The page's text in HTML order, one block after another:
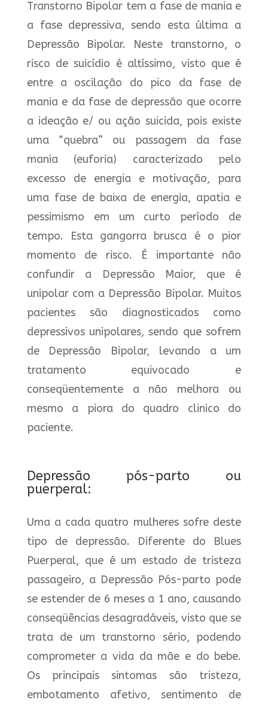
Transtorno Bipolar tem a fase de mania e
a fase depressiva, sendo esta última a
Depressão Bipolar. Neste transtorno, o
risco de suicídio é altíssimo, visto que é
entre a oscilação do pico da fase de
mania e da fase de depressão que ocorre
a ideação e/ ou ação suicida, pois existe
uma “quebra” ou passagem da fase
mania (euforia) caracterizado pelo
excesso de energia e motivação, para
uma fase de baixa de energia, apatia e
pessimismo em um curto período de
tempo. Esta gangorra brusca é o pior
momento de risco. É importante não
confundir a Depressão Maior, que é
unipolar com a Depressão Bipolar. Muitos
pacientes são diagnosticados como
depressivos unipolares, sendo que sofrem
de Depressão Bipolar, levando a um
tratamento equivocado e
conseqüentemente a não melhora ou
mesmo a piora do quadro clinico do
paciente.
Depressão pós-parto ou
puerperal:
Uma a cada quatro mulheres sofre deste
tipo de depressão. Diferente do Blues
Puerperal, que é um estado de tristeza
passageiro, a Depressão Pós-parto pode
se estender de 6 meses a 1 ano, causando
conseqüências desagradáveis, visto que se
trata de um transtorno sério, podendo
comprometer a vida da mãe e do bebe.
Os principais sintomas são tristeza,
embotamento afetivo, sentimento de